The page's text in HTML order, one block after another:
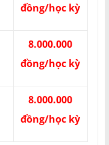
đồng/học kỳ
8.000.000
đồng/học kỳ
8.000.000
đồng/học kỳ